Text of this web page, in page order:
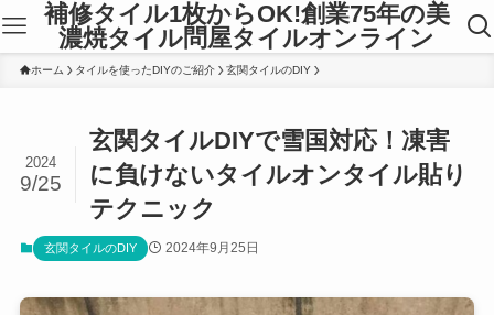
補修タイル1枚からOK!創業75年の美
濃焼タイル問屋タイルオンライン
ホーム タイルを使ったDIYのご紹介 玄関タイルのDIY
玄関タイルDIYで雪国対応！凍害
に負けないタイルオンタイル貼り
テクニック
2024
9/25
玄関タイルのDIY 2024年9月25日